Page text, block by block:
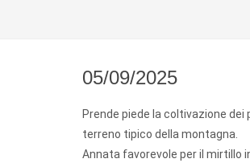
05/09/2025
Prende piede la coltivazione
terreno tipico della montagna.
Annata favorevole per il mirtillo